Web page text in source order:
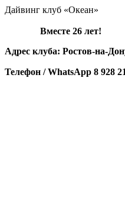
Дайвинг клуб
Вместе 26 лет!
Адрес клуба: Ростов-на-
Телефон / WhatsApp 8 928